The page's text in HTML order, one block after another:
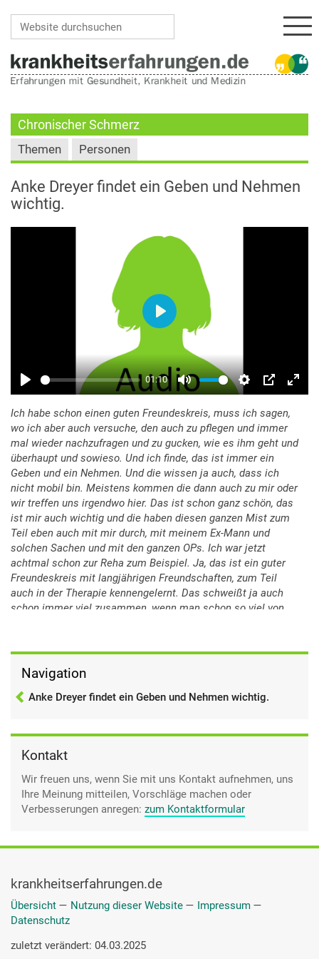
Chronischer Schmerz
Themen Personen
Anke Dreyer findet ein Geben und Nehmen
wichtig.
Ich habe schon einen guten Freundeskreis, muss ich sagen,
wo ich aber auch versuche, den auch zu pflegen und immer
mal wieder nachzufragen und zu gucken, wie es ihm geht und
überhaupt und sowieso. Und ich finde, das ist immer ein
Geben und ein Nehmen. Und die wissen ja auch, dass ich
nicht mobil bin. Meistens kommen die dann auch zu mir oder
wir treffen uns irgendwo hier. Das ist schon ganz schön, das
ist mir auch wichtig und die haben diesen ganzen Mist zum
Teil eben auch mit mir durch, mit meinem Ex-Mann und
solchen Sachen und mit den ganzen OPs. Ich war jetzt
achtmal schon zur Reha zum Beispiel. Ja, das ist ein guter
Freundeskreis mit langjährigen Freundschaften, zum Teil
auch in der Therapie kennengelernt. Das schweißt ja auch
schon immer viel zusammen, wenn man schon so viel von
Navigation
Anke Dreyer findet ein Geben und Nehmen wichtig.
Kontakt
Wir freuen uns, wenn Sie mit uns Kontakt aufnehmen, uns
Ihre Meinung mitteilen, Vorschläge machen oder
Verbesserungen anregen: zum Kontaktformular
krankheitserfahrungen.de
Übersicht — Nutzung dieser Website — Impressum —
Datenschutz
zuletzt verändert: 04.03.2025